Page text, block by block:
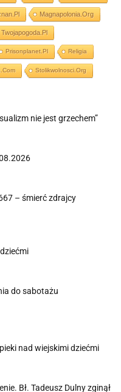
Magnapolonia.org
Twojapogoda.pl
Prisonplanet.pl Religia
Stolikwolnosci.org
nie jest grzechem”
– śmierć zdrajcy
do sabotażu
nad wiejskimi dziećmi
Bł. Tadeusz Dulny zginął